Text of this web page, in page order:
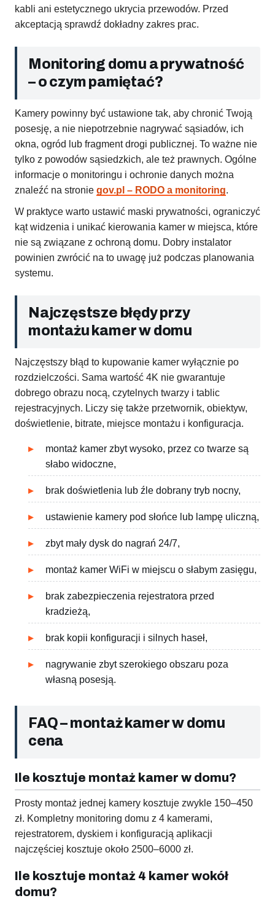
kabli ani estetycznego ukrycia przewodów. Przed
akceptacją sprawdź dokładny zakres prac.
Monitoring domu a prywatność
– o czym pamiętać?
Kamery powinny być ustawione tak, aby chronić Twoją
posesję, a nie niepotrzebnie nagrywać sąsiadów, ich
okna, ogród lub fragment drogi publicznej. To ważne nie
tylko z powodów sąsiedzkich, ale też prawnych. Ogólne
informacje o monitoringu i ochronie danych można
znaleźć na stronie gov.pl – RODO a monitoring.
W praktyce warto ustawić maski prywatności, ograniczyć
kąt widzenia i unikać kierowania kamer w miejsca, które
nie są związane z ochroną domu. Dobry instalator
powinien zwrócić na to uwagę już podczas planowania
systemu.
Najczęstsze błędy przy
montażu kamer w domu
Najczęstszy błąd to kupowanie kamer wyłącznie po
rozdzielczości. Sama wartość 4K nie gwarantuje
dobrego obrazu nocą, czytelnych twarzy i tablic
rejestracyjnych. Liczy się także przetwornik, obiektyw,
doświetlenie, bitrate, miejsce montażu i konfiguracja.
montaż kamer zbyt wysoko, przez co twarze są
słabo widoczne,
brak doświetlenia lub źle dobrany tryb nocny,
ustawienie kamery pod słońce lub lampę uliczną,
zbyt mały dysk do nagrań 24/7,
montaż kamer WiFi w miejscu o słabym zasięgu,
brak zabezpieczenia rejestratora przed
kradzieżą,
brak kopii konfiguracji i silnych haseł,
nagrywanie zbyt szerokiego obszaru poza
własną posesją.
FAQ – montaż kamer w domu
cena
Ile kosztuje montaż kamer w domu?
Prosty montaż jednej kamery kosztuje zwykle 150–450
zł. Kompletny monitoring domu z 4 kamerami,
rejestratorem, dyskiem i konfiguracją aplikacji
najczęściej kosztuje około 2500–6000 zł.
Ile kosztuje montaż 4 kamer wokół
domu?